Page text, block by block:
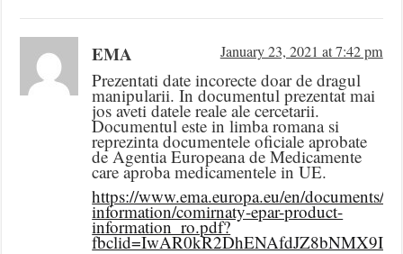
EMA January 23, 2021 at 7:42 pm
Prezentati date incorecte doar de dragul
manipularii. In documentul prezentat mai
jos aveti datele reale ale cercetarii.
Documentul este in limba romana si
reprezinta documentele oficiale aprobate
de Agentia Europeana de Medicamente
care aproba medicamentele in UE.
https://www.ema.europa.eu/en/documents/
information/comirnaty-epar-product-
information_ro.pdf?